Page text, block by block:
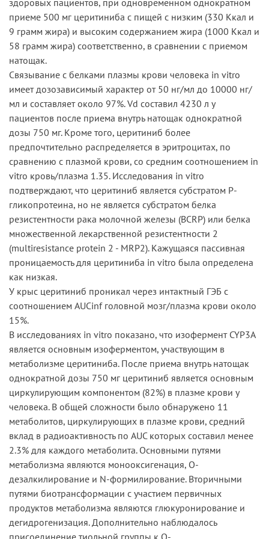
приеме 500 мг церитиниба с пищей с низким (330 Ккал и
9 грамм жира) и высоким содержанием жира (1000 Ккал и
58 грамм жира) соответственно, в сравнении с приемом
натощак.
Связывание с белками плазмы крови человека in vitro
имеет дозозависимый характер от 50 нг/мл до 10000 нг/
мл и составляет около 97%. Vd составил 4230 л у
пациентов после приема внутрь натощак однократной
дозы 750 мг. Кроме того, церитиниб более
предпочтительно распределяется в эритроцитах, по
сравнению с плазмой крови, со средним соотношением in
vitro кровь/плазма 1.35. Исследования in vitro
подтверждают, что церитиниб является субстратом Р-
гликопротеина, но не является субстратом белка
резистентности рака молочной железы (BCRP) или белка
множественной лекарственной резистентности 2
(multiresistance protein 2 - MRP2). Кажущаяся пассивная
проницаемость для церитиниба in vitro была определена
как низкая.
У крыс церитиниб проникал через интактный ГЭБ с
соотношением AUCinf головной мозг/плазма крови около
15%.
В исследованиях in vitro показано, что изофермент CYP3A
является основным изоферментом, участвующим в
метаболизме церитиниба. После приема внутрь натощак
однократной дозы 750 мг церитиниб является основным
циркулирующим компонентом (82%) в плазме крови у
человека. В общей сложности было обнаружено 11
метаболитов, циркулирующих в плазме крови, средний
вклад в радиоактивность по AUC которых составил менее
2.3% для каждого метаболита. Основными путями
метаболизма являются монооксигенация, О-
дезалкилирование и N-формилирование. Вторичными
путями биотрансформации с участием первичных
продуктов метаболизма являются глюкуронирование и
дегидрогенизация. Дополнительно наблюдалось
присоединение тиольной группы к О-